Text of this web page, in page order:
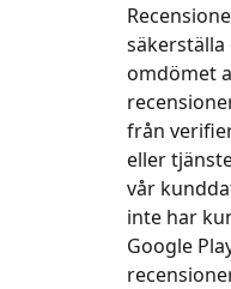
omdömet
från
eller
vår
inte har
Google